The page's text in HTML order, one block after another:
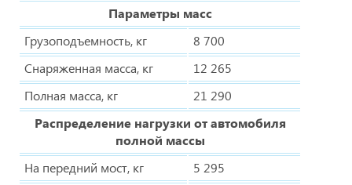
Параметры масс
Грузоподъемность, кг
8 700
Снаряженная масса, кг
12 265
Полная масса, кг
21 290
Распределение нагрузки от автомобиля
полной массы
На передний мост, кг
5 295